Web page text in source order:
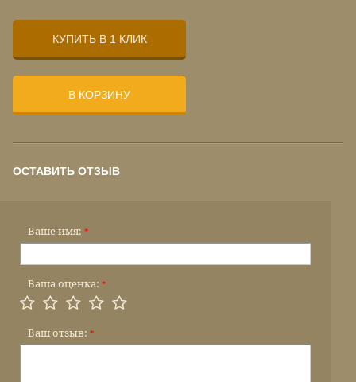
КУПИТЬ В 1 КЛИК
В КОРЗИНУ
ОСТАВИТЬ ОТЗЫВ
Ваше имя: *
Ваша оценка: *
Ваш отзыв: *